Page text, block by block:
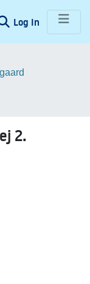
Log In (current)
2.